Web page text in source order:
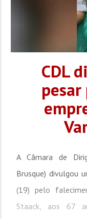
CDL
A Câmara de
Brusque) divulgou
(19) pelo
Staack, aos 67